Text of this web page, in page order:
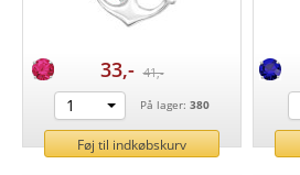
33,- 41,-
1 På lager: 380
Føj til indkøbskurv